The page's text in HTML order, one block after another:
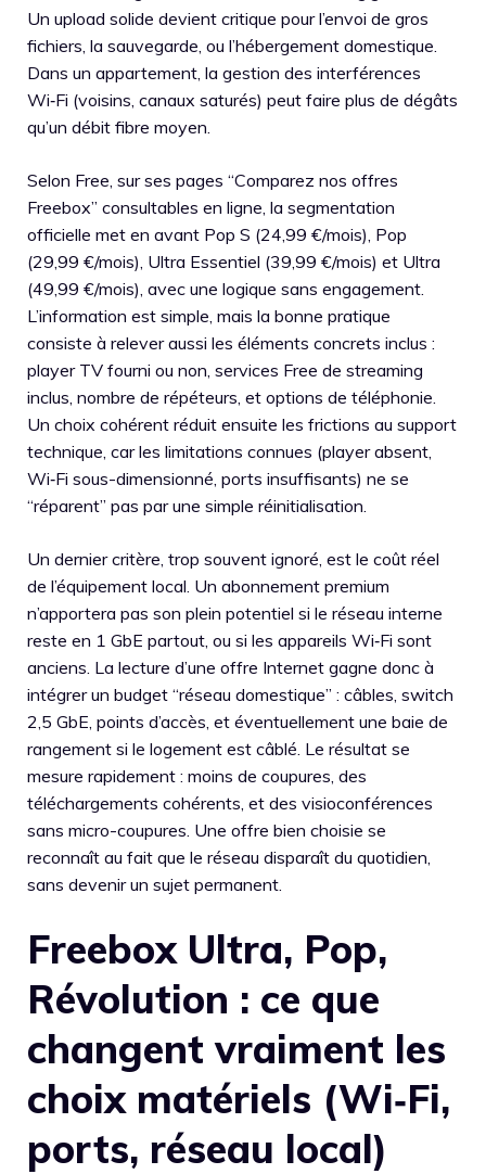
Un upload solide devient critique pour l’envoi de gros
fichiers, la sauvegarde, ou l’hébergement domestique.
Dans un appartement, la gestion des interférences
Wi‑Fi (voisins, canaux saturés) peut faire plus de dégâts
qu’un débit fibre moyen.
Selon Free, sur ses pages “Comparez nos offres
Freebox” consultables en ligne, la segmentation
officielle met en avant Pop S (24,99 €/mois), Pop
(29,99 €/mois), Ultra Essentiel (39,99 €/mois) et Ultra
(49,99 €/mois), avec une logique sans engagement.
L’information est simple, mais la bonne pratique
consiste à relever aussi les éléments concrets inclus :
player TV fourni ou non, services Free de streaming
inclus, nombre de répéteurs, et options de téléphonie.
Un choix cohérent réduit ensuite les frictions au support
technique, car les limitations connues (player absent,
Wi‑Fi sous-dimensionné, ports insuffisants) ne se
“réparent” pas par une simple réinitialisation.
Un dernier critère, trop souvent ignoré, est le coût réel
de l’équipement local. Un abonnement premium
n’apportera pas son plein potentiel si le réseau interne
reste en 1 GbE partout, ou si les appareils Wi‑Fi sont
anciens. La lecture d’une offre Internet gagne donc à
intégrer un budget “réseau domestique” : câbles, switch
2,5 GbE, points d’accès, et éventuellement une baie de
rangement si le logement est câblé. Le résultat se
mesure rapidement : moins de coupures, des
téléchargements cohérents, et des visioconférences
sans micro-coupures. Une offre bien choisie se
reconnaît au fait que le réseau disparaît du quotidien,
sans devenir un sujet permanent.
Freebox Ultra, Pop,
Révolution : ce que
changent vraiment les
choix matériels (Wi‑Fi,
ports, réseau local)